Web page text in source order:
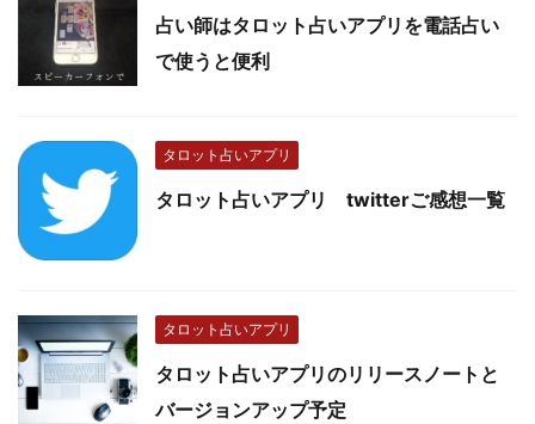
占い師はタロット占いアプリを電話占い
で使うと便利
タロット占いアプリ
タロット占いアプリ twitterご感想一覧
タロット占いアプリ
タロット占いアプリのリリースノートと
バージョンアップ予定